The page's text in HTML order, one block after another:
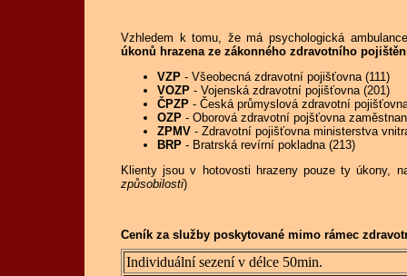
Vzhledem k tomu, že má psychologická
úkonů hrazena ze zákonného zdravotního
VZP - Všeobecná zdravotní pojišťovna (111)
VOZP - Vojenská zdravotní pojišťovna (201)
ČPZP - Česká průmyslová zdravotní
OZP - Oborová zdravotní pojšťovna
ZPMV - Zdravotní pojišťovna ministerstva
BRP - Bratrská revírní pokladna (213)
Klienty jsou v hotovosti hrazeny pouze ty úkony,
způsobilosti)
Ceník za služby poskytované mimo rámec
Individuální sezení v délce 50min.